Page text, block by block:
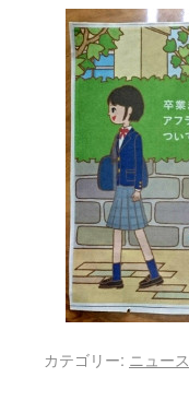
カテゴリー: ニュース